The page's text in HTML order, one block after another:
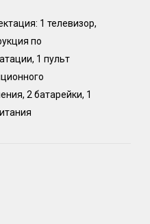
1 телевизор,
по
1 пульт
2 батарейки, 1